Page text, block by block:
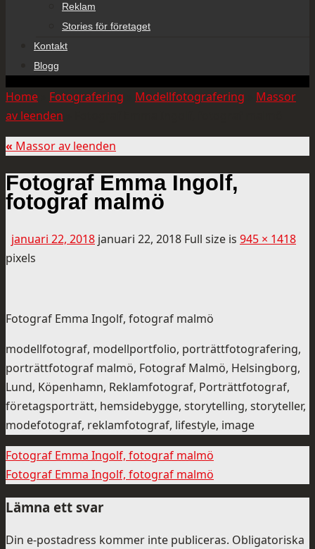
Reklam
Stories för företaget
Kontakt
Blogg
Home Fotografering Modellfotografering
Massor
av leenden
« Massor av leenden
Fotograf Emma Ingolf,
fotograf malmö
januari 22, 2018 januari 22, 2018 Full size is 945 × 1418
pixels
Fotograf Emma Ingolf, fotograf malmö
modellfotograf, modellportfolio, porträttfotografering,
porträttfotograf malmö, Fotograf Malmö, Helsingborg,
Lund, Köpenhamn, Reklamfotograf, Porträttfotograf,
företagsporträtt, hemsidebygge, storytelling, storyteller,
modefotograf, reklamfotograf, lifestyle, image
Fotograf Emma Ingolf, fotograf malmö
Fotograf Emma Ingolf, fotograf malmö
Lämna ett svar
Din e-postadress kommer inte publiceras. Obligatoriska